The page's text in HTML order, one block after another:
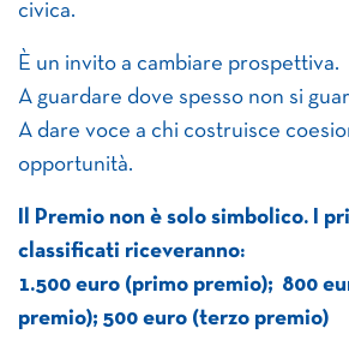
civica.
È un invito a cambiare prospettiva.
A guardare dove spesso non si
A dare voce a chi costruisce
opportunità.
Il Premio non è solo simbolico. I
classificati riceveranno:
1.500 euro (primo premio); 800
premio); 500 euro (terzo premio)